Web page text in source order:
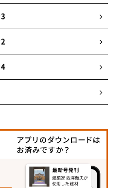
の開発（1939年）から世界
ープの開発（2004年）ま
ロープの開発に挑戦し、革
出す。
ーター、建設機械、水産
40％を占め、スチールタイ
ーカーの中でトップシェア